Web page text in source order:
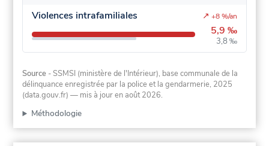
Violences intrafamiliales
5,9 ‰
3,8 ‰
↗ +8 %/an
Source - SSMSI (ministère de l'Intérieur), base communale de la
délinquance enregistrée par la police et la gendarmerie, 2025
(data.gouv.fr) — mis à jour en août 2026.
Méthodologie